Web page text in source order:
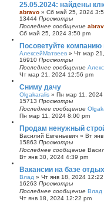
25.05.2024: найдены
abravo » Сб май 25, 2024
13444 Просмотры
Последнее сообщение
Сб май 25, 2024 3:50 pm
Посоветуйте компанию
АлексейМатвеев » Чт мар
16910 Просмотры
Последнее сообщение
Чт мар 21, 2024 12:56 pm
Сниму дачу
Olgakaralis » Пн мар 11, 2024
15713 Просмотры
Последнее сообщение
Пн мар 11, 2024 8:00 pm
Продам ненужный
Василий Евгеньевич » Вт
15863 Просмотры
Последнее сообщение
Вт янв 30, 2024 4:39 pm
Вакансии на базе
Влад » Чт янв 18, 2024
16263 Просмотры
Последнее сообщение Влад
Чт янв 18, 2024 12:22 pm